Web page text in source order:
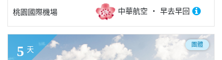
桃園國際機場 中華航空 早去早回
5 天
團體